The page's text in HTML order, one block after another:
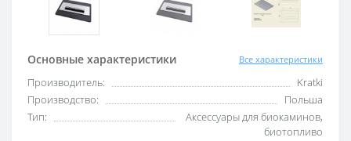
Основные характеристики Все характеристики
Производитель:
Kratki
Производство:
Польша
Тип:
Аксессуары для биокаминов,
биотопливо